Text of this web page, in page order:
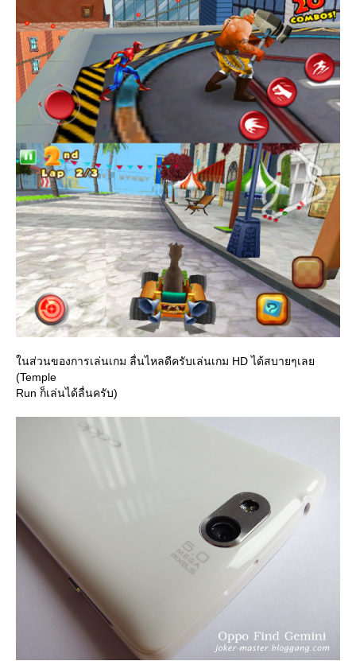
นส่วนของการเล่นเกม ลื่นไหลดีครับเล่นเกม HD ได้สบายๆเล
(Temple
Run ก็เล่นได้ลื่นครับ)